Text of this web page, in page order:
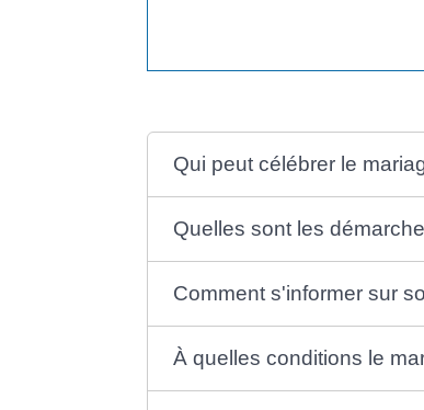
Qui peut célébrer le
Quelles sont les
Comment s'informer sur
À quelles conditions le